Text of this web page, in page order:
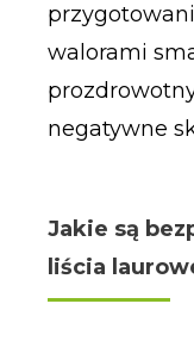
walorami
negatywne
Jakie są
liścia